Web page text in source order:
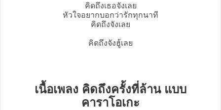
คิดถึงเธอจังเลย
หัวใจอยากบอกว่ารักทุกนาที
คิดถึงจังเลย
คิดถึงจังฮู้เลย
เนื้อเพลง คิดถึงครั้งที่ล้าน แบบ
คาราโอเกะ